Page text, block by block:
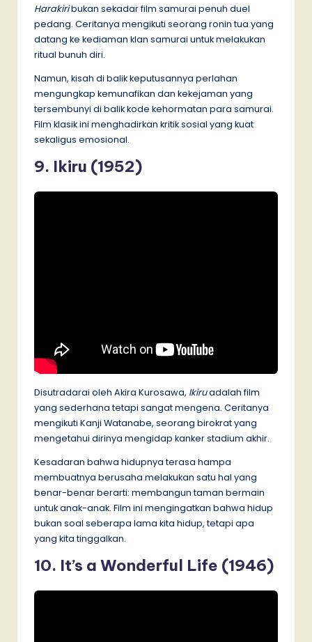
Harakiribukan sekadar film samurai penuh duel
pedang. Ceritanya mengikuti seorang ronin tua yang
datang ke kediaman klan samurai untuk melakukan
ritual bunuh diri.
Namun, kisah di balik keputusannya perlahan
mengungkap kemunafikan dan kekejaman yang
tersembunyi di balik kode kehormatan para samurai.
Film klasik ini menghadirkan kritik sosial yang kuat
sekaligus emosional.
9. Ikiru (1952)
Disutradarai oleh Akira Kurosawa, Ikiruadalah film
yang sederhana tetapi sangat mengena. Ceritanya
mengikuti Kanji Watanabe, seorang birokrat yang
mengetahui dirinya mengidap kanker stadium akhir.
Kesadaran bahwa hidupnya terasa hampa
membuatnya berusaha melakukan satu hal yang
benar-benar berarti: membangun taman bermain
untuk anak-anak. Film ini mengingatkan bahwa hidup
bukan soal seberapa lama kita hidup, tetapi apa
yang kita tinggalkan.
10. It’s a Wonderful Life (1946)